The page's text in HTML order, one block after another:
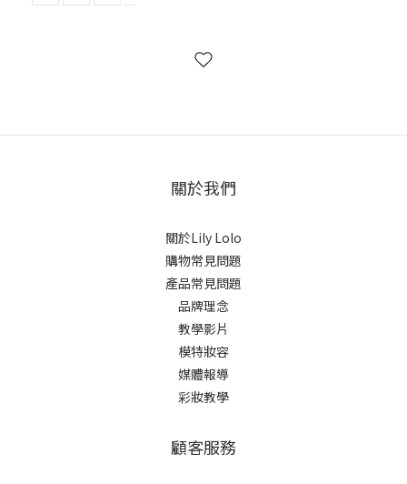
關於我們
關於Lily Lolo
購物常見問題
產品常見問題
品牌理念
教學影片
模特妝容
媒體報導
彩妝教學
顧客服務